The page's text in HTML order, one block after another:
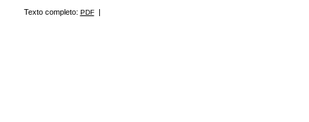
Texto completo: PDF|